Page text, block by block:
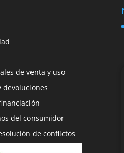
de venta y uso
devoluciones
del consumidor
de conflictos